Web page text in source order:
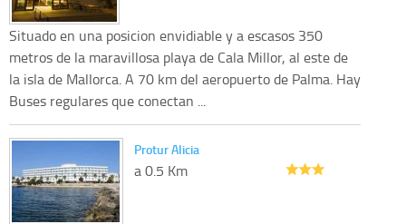
Situado en una posicion envidiable y a escasos 350
metros de la maravillosa playa de Cala Millor, al este de
la isla de Mallorca. A 70 km del aeropuerto de Palma. Hay
Buses regulares que conectan ...
Protur Alicia
a 0.5 Km